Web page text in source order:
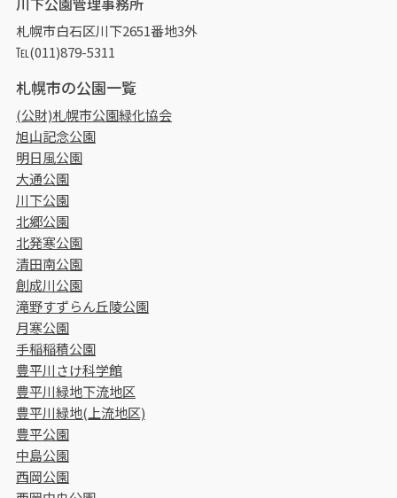
札幌市白石区川下2651番地3外
℡(011)879-5311
札幌市の公園一覧
(公財)札幌市公園緑化協会
旭山記念公園
明日風公園
大通公園
川下公園
北郷公園
北発寒公園
清田南公園
創成川公園
滝野すずらん丘陵公園
月寒公園
手稲稲積公園
豊平川さけ科学館
豊平川緑地下流地区
豊平川緑地(上流地区)
豊平公園
中島公園
西岡公園